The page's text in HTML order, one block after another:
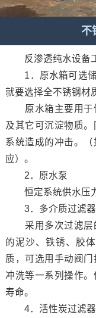
不
反渗透纯水设备
1．原水箱可选储
就要选择全不锈钢材
原水箱主要用于
及其它可沉淀物质
系统造成的冲击。
应）。
2．原水泵
恒定系统供水压力
3．多介质过滤器
采用多次过滤层
的泥沙、铁锈、胶
质，可选用手动阀
冲洗等一系列操作
寿命。
4．活性炭过滤器